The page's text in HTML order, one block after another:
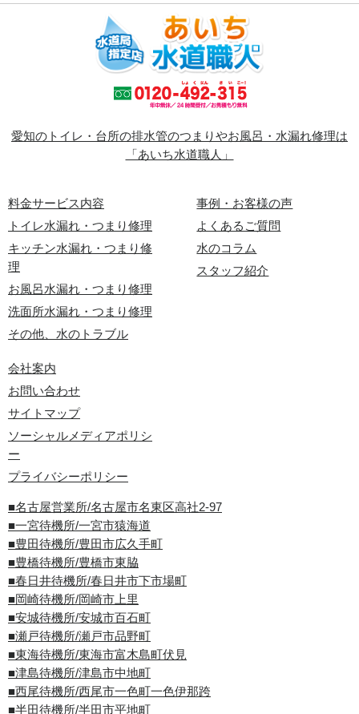
愛知のトイレ・台所の排水管のつまりやお風呂・水漏れ修理は
「あいち水道職人」
料金サービス内容
トイレ水漏れ・つまり修理
キッチン水漏れ・つまり修
理
お風呂水漏れ・つまり修理
洗面所水漏れ・つまり修理
その他、水のトラブル
事例・お客様の声
よくあるご質問
水のコラム
スタッフ紹介
会社案内
お問い合わせ
サイトマップ
ソーシャルメディアポリシ
ー
プライバシーポリシー
■名古屋営業所/名古屋市名東区高社2-97
■一宮待機所/一宮市猿海道
■豊田待機所/豊田市広久手町
■豊橋待機所/豊橋市東脇
■春日井待機所/春日井市下市場町
■岡崎待機所/岡崎市上里
■安城待機所/安城市百石町
■瀬戸待機所/瀬戸市品野町
■東海待機所/東海市富木島町伏見
■津島待機所/津島市中地町
■西尾待機所/西尾市一色町一色伊那跨
■半田待機所/半田市平地町